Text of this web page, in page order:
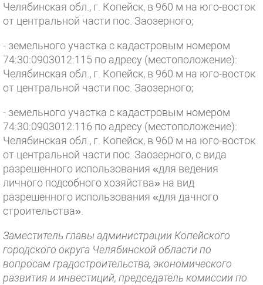
Челябинская обл., г. Копейск, в 960 м на юго-восток
от центральной части пос. Заозерного;
- земельного участка с кадастровым номером
74:30:0903012:115 по адресу (местоположение):
Челябинская обл., г. Копейск, в 960 м на юго-восток
от центральной части пос. Заозерного;
- земельного участка с кадастровым номером
74:30:0903012:116 по адресу (местоположение):
Челябинская обл., г. Копейск, в 960 м на юго-восток
от центральной части пос. Заозерного, с вида
разрешенного использования «для ведения
личного подсобного хозяйства» на вид
разрешенного использования «для дачного
строительства».
Заместитель главы администрации Копейского
городского округа Челябинской области по
вопросам градостроительства, экономического
развития и инвестиций, председатель комиссии по